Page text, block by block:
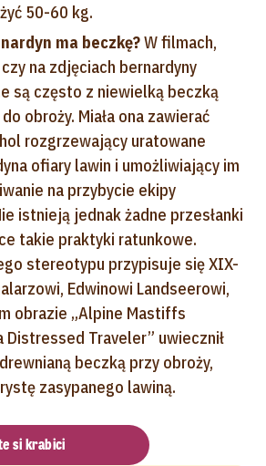
50-60 kg.
ma beczkę?W filmach,
na zdjęciach bernardyny
są często z niewielką beczką
obroży. Miała ona zawierać
rozgrzewający uratowane
ofiary lawin i umożliwiający im
na przybycie ekipy
istnieją jednak żadne przesłanki
takie praktyki ratunkowe.
stereotypu przypisuje się XIX-
Edwinowi Landseerowi,
obrazie „Alpine Mastiffs
Distressed Traveler” uwiecznił
beczką przy obroży,
zasypanego lawiną.
si krabici